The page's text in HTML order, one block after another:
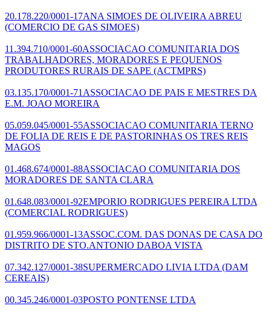
20.178.220/0001-17ANA SIMOES DE OLIVEIRA ABREU
(COMERCIO DE GAS SIMOES)
11.394.710/0001-60ASSOCIACAO COMUNITARIA DOS
TRABALHADORES, MORADORES E PEQUENOS
PRODUTORES RURAIS DE SAPE (ACTMPRS)
03.135.170/0001-71 ASSOCIACAO DE PAIS E MESTRES DA
E.M. JOAO MOREIRA
05.059.045/0001-55ASSOCIACAO COMUNITARIA TERNO
DE FOLIA DE REIS E DE PASTORINHAS OS TRES REIS
MAGOS
01.468.674/0001-88ASSOCIACAO COMUNITARIA DOS
MORADORES DE SANTA CLARA
01.648.083/0001-92EMPORIO RODRIGUES PEREIRA LTDA
(COMERCIAL RODRIGUES)
01.959.966/0001-13ASSOC.COM. DAS DONAS DE CASA DO
DISTRITO DE STO.ANTONIO DABOA VISTA
07.342.127/0001-38SUPERMERCADO LIVIA LTDA (DAM
CEREAIS)
00.345.246/0001-03POSTO PONTENSE LTDA